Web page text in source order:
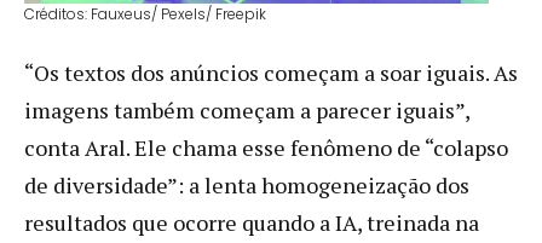
Créditos: Fauxeus/ Pexels/ Freepik
“Os textos dos anúncios começam a soar iguais. As
imagens também começam a parecer iguais”,
conta Aral. Ele chama esse fenômeno de “colapso
de diversidade”: a lenta homogeneização dos
resultados que ocorre quando a IA, treinada na